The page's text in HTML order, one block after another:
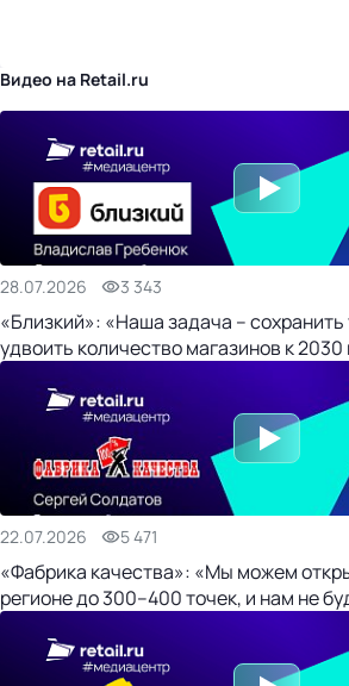
Видео на Retail.ru
28.07.2026 3 343
«Близкий»: «Наша задача –
удвоить количество магазинов к 2030
22.07.2026 5 471
«Фабрика качества»: «Мы можем
регионе до 300–400 точек, и нам не